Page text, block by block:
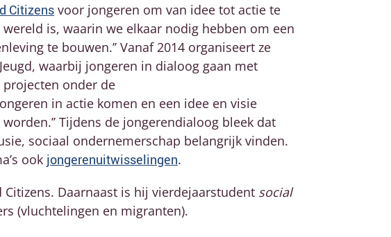
Citizens voor jongeren om van idee tot actie te
is, waarin we elkaar nodig hebben om een
te bouwen.’’ Vanaf 2014 organiseert ze
waarbij jongeren in dialoog gaan met
projecten onder de
in actie komen en een idee en visie
Tijdens de jongerendialoog bleek dat
sociaal ondernemerschap belangrijk vinden.
ook jongerenuitwisselingen.
Daarnaast is hij vierdejaarstudent social
(vluchtelingen en migranten).